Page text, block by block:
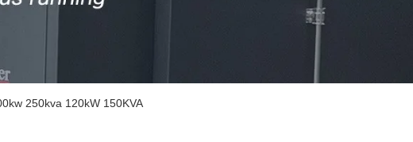
250kva 120kW 150KVA